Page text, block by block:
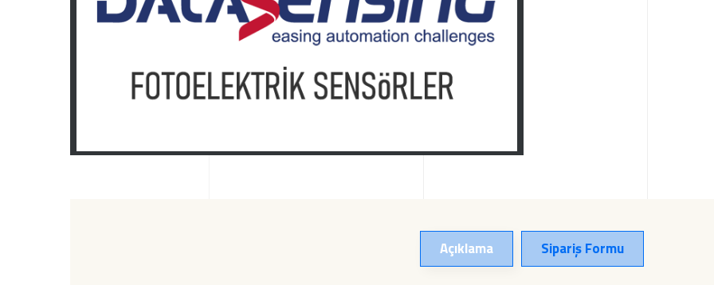
Açıklama Sipariş Formu